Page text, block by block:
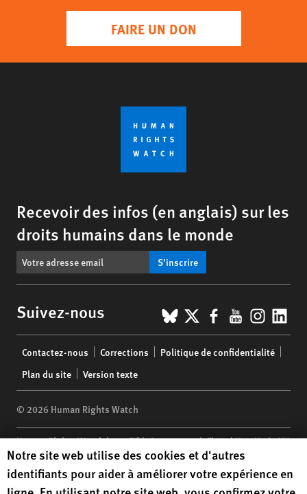
FAIRE UN DON
Recevoir des infos (en anglais) sur les
droits humains dans le monde
S’inscrire
Suivez-nous BlueSky
X Facebook
YouTube
menu
Contactez-nous Corrections
Politique de confidentialité
Plan du site
Version texte
© 2026 Human Rights Watch
Human Rights Watch| 350 Fifth Avenue, 34th Floor | New York,NY
10118-3299USA |t1.212.290.4700
Human Rights Watchis a 501(C)(3) nonprofit registered in the US
Human Rights Watch cookie preferences
Notre site web utilise des cookies et d'autres
identifiants pour aider à améliorer votre expérience en